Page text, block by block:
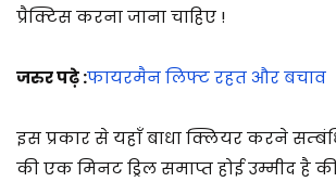
प्रैक्टिस करना जाना चाहिए !
जरुर पढ़े :फायरमैन लिफ्ट रहत और बचाव
इस प्रकार से यहाँ बाधा क्लियर करने
की एक मिनट ड्रिल समाप्त होई उम्मीद है